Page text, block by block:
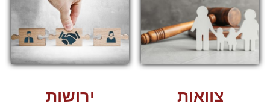
צוואות ירושות